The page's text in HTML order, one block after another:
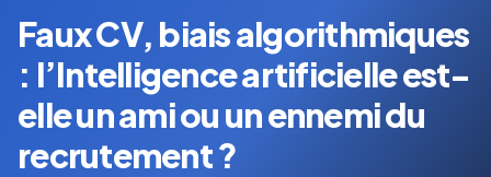
Faux CV, biais algorithmiques
: l’Intelligence artificielle est-
elle un ami ou un ennemi du
recrutement ?